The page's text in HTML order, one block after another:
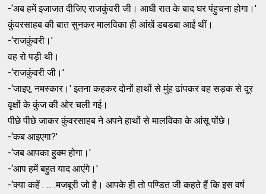
-‘अब हमें इजाजत दीजिए राजकुंवरी जी। आधी रात के बाद घर पंहुचना होगा।'
कुंवरसाहब की बात सुनकर मालविका ही आंखें डबडबा आईं थीं।
-‘राजकुंवरी।'
वह रो पड़ी थी।
-‘राजकुंवरी जी।'
-‘जाइए, नमस्‍कार।' इतना कहकर दोनों हाथों से मुंह ढांपकर वह सड़क से दूर
वृक्षों के कुंज की ओर चली गई।
पीछे पीछे जाकर कुंवरसाहब ने अपने हाथों से मालविका के आंसू पोंछे।
-‘कब आइएगा?'
-‘जब आपका हुक्‍म होगा।'
-‘आप हमें बहुत याद आएंगे।'
-‘क्‍या कहें . ... .मजबूरी जो है। आपके ही तो पण्‍डित जी कहते हैं कि इस वर्ष